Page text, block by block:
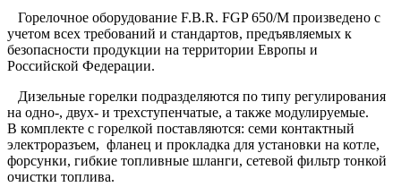
Горелочное оборудование F.B.R. FGP 650/M произведено с
учетом всех требований и стандартов, предъявляемых к
безопасности продукции на территории Европы и
Российской Федерации.
Дизельные горелки подразделяются по типу регулирования
на одно-, двух- и трехступенчатые, а также модулируемые.
В комплекте с горелкой поставляются: семи контактный
электроразъем, фланец и прокладка для установки на котле,
форсунки, гибкие топливные шланги, сетевой фильтр тонкой
очистки топлива.